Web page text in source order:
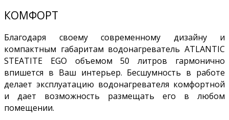
КОМФОРТ
Благодаря своему современному дизайну и
компактным габаритам водонагреватель ATLANTIC
STEATITE EGO объемом 50 литров гармонично
впишется в Ваш интерьер. Бесшумность в работе
делает эксплуатацию водонагревателя комфортной
и дает возможность размещать его в любом
помещении.